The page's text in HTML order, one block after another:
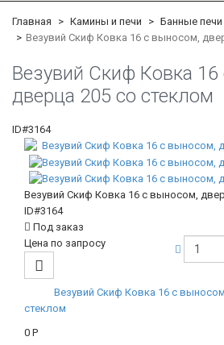
Главная Камины и печи Банные печи
Везувий Скиф Ковка 16 c выносом,
Везувий Скиф Ковка
дверца 205 со стеклом
ID#3164
Везувий Скиф Ковка 16 c выносом,
ID#3164
Под заказ
Цена по запросу
Везувий Скиф Ковка 16 c
стеклом
0 Р